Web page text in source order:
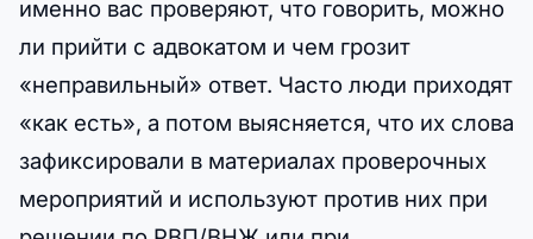
именно вас проверяют, что говорить, можно
ли прийти с адвокатом и чем грозит
«неправильный» ответ. Часто люди приходят
«как есть», а потом выясняется, что их слова
зафиксировали в материалах проверочных
мероприятий и используют против них при